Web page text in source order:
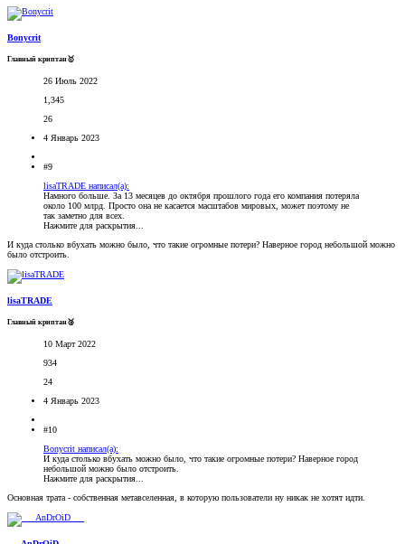
Bonycrit
Главный криптан🥇
26 Июль 2022
1,345
26
4 Январь 2023
#9
lisaTRADE написал(а):
Намного больше. За 13 месяцев до октября прошлого года его компания потеряла
около 100 млрд. Просто она не касается масштабов мировых, может поэтому не
так заметно для всех.
Нажмите для раскрытия...
И куда столько вбухать можно было, что такие огромные потери? Наверное город небольшой можно
было отстроить.
lisaTRADE
Главный криптан🥈
10 Март 2022
934
24
4 Январь 2023
#10
Bonycrit написал(а):
И куда столько вбухать можно было, что такие огромные потери? Наверное город
небольшой можно было отстроить.
Нажмите для раскрытия...
Основная трата - собственная метавселенная, в которую пользователи ну никак не хотят идти.